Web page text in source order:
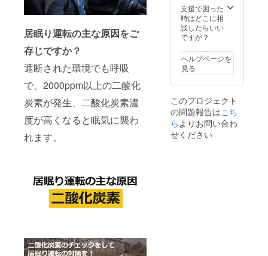
居眠り運転の主な原因をご
存じですか？
遮断された環境でも呼吸
で、2000ppm以上の二酸化
炭素が発生、二酸化炭素濃
度が高くなると眠気に襲わ
れます。
す。
支援で困った
時はどこに相
談したらいい
ですか？
ヘルプページを
見る
このプロジェクト
の問題報告はこち
らよりお問い合わ
せください